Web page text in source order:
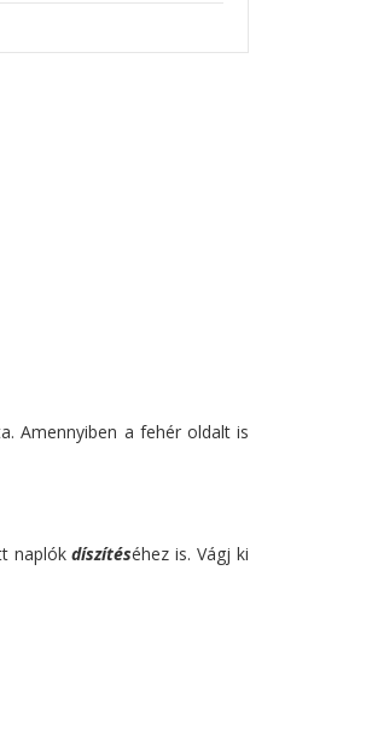
Amennyiben a fehér oldalt is
naplókdíszítéséhez is. Vágj ki